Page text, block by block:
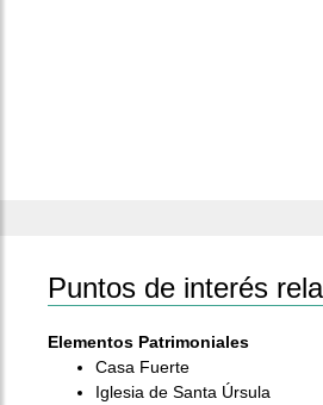
Puntos de interés
Elementos Patrimoniales
Casa Fuerte
Iglesia de Santa Úrsula